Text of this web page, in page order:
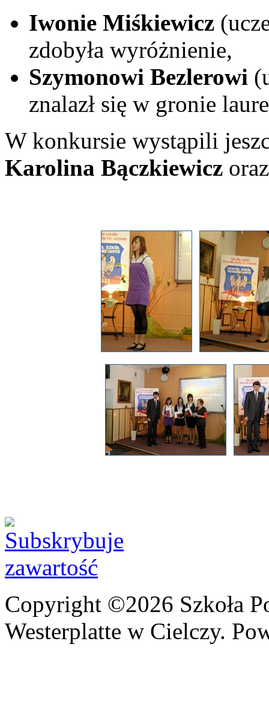
Iwonie Miśkiewicz
zdobyła wyróżnienie,
Szymonowi Bezlerowi
znalazł się w gronie
W konkursie wystąpili
Karolina Bączkiewicz
Copyright ©2026 Szkoła
Westerplatte w Cielczy.